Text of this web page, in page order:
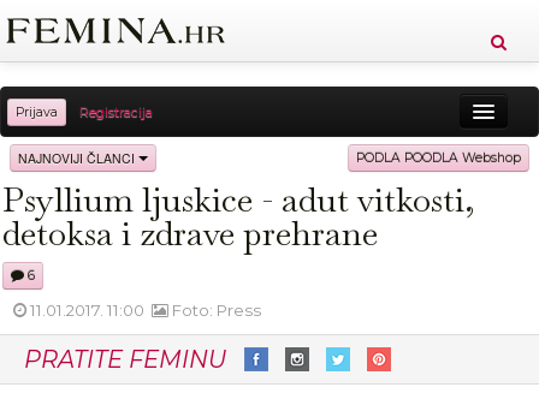
Prijava Registracija
Sreća Zdravlje Vitkost
Moda Ljubav Relax Putovanja Recepti
Proizvodi
NAJNOVIJI ČLANCI PODLA POODLA Webshop
Psyllium ljuskice - adut vitkosti,
detoksa i zdrave prehrane
6
11.01.2017. 11:00 Foto: Press
PRATITE FEMINU